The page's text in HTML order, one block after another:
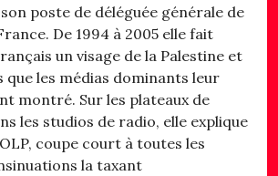
poste de déléguée générale de
De 1994 à 2005 elle fait
un visage de la Palestine et
que les médias dominants leur
montré. Sur les plateaux de
les studios de radio, elle explique
coupe court à toutes les
la taxant